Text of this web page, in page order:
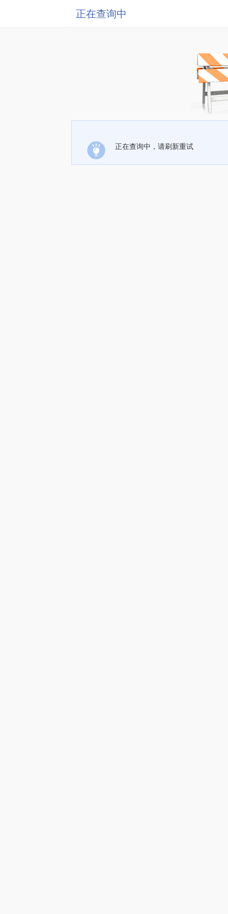
正在查询中
正在查询中，请刷新重试